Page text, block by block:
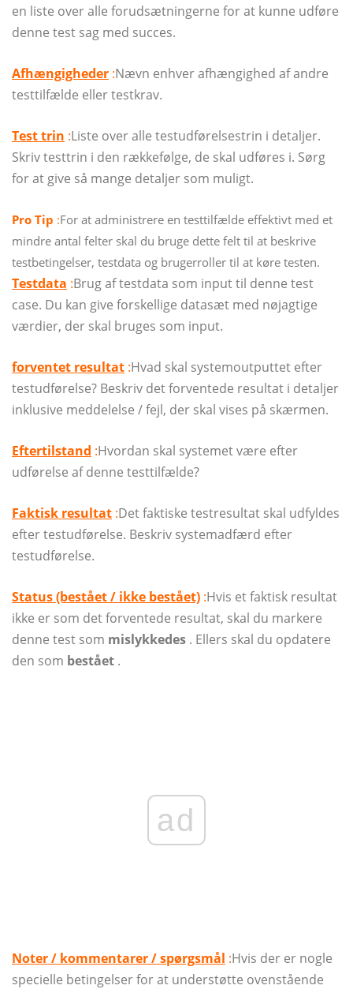
en liste over alle forudsætningerne for at kunne udføre
denne test sag med succes.
Afhængigheder :Nævn enhver afhængighed af andre
testtilfælde eller testkrav.
Test trin :Liste over alle testudførelsestrin i detaljer.
Skriv testtrin i den rækkefølge, de skal udføres i. Sørg
for at give så mange detaljer som muligt.
Pro Tip :For at administrere en testtilfælde effektivt med et
mindre antal felter skal du bruge dette felt til at beskrive
testbetingelser, testdata og brugerroller til at køre testen.
Testdata :Brug af testdata som input til denne test
case. Du kan give forskellige datasæt med nøjagtige
værdier, der skal bruges som input.
forventet resultat :Hvad skal systemoutputtet efter
testudførelse? Beskriv det forventede resultat i detaljer
inklusive meddelelse / fejl, der skal vises på skærmen.
Eftertilstand :Hvordan skal systemet være efter
udførelse af denne testtilfælde?
Faktisk resultat :Det faktiske testresultat skal udfyldes
efter testudførelse. Beskriv systemadfærd efter
testudførelse.
Status (bestået / ikke bestået) :Hvis et faktisk resultat
ikke er som det forventede resultat, skal du markere
denne test som mislykkedes . Ellers skal du opdatere
den som bestået .
ad
Noter / kommentarer / spørgsmål :Hvis der er nogle
specielle betingelser for at understøtte ovenstående